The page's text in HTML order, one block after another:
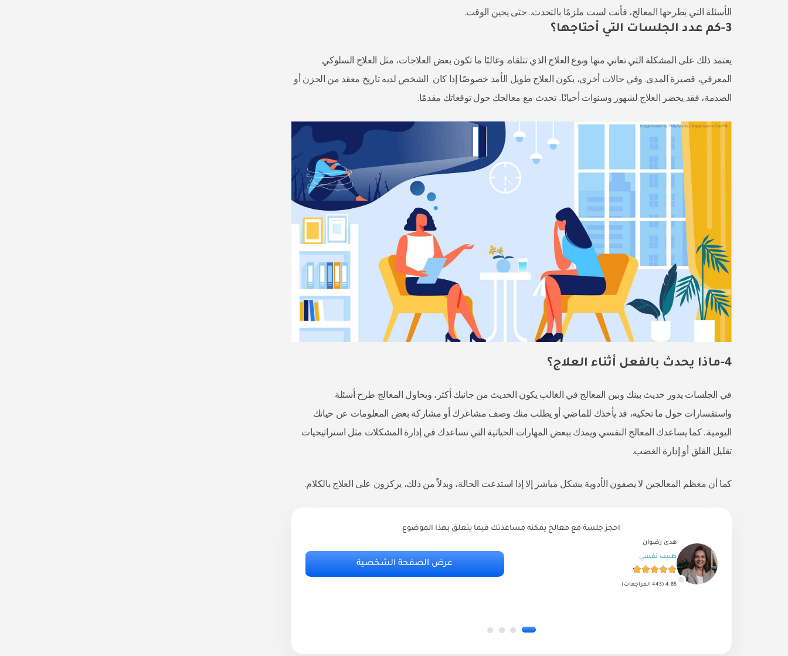
الأسئلة التي يطرحها المعالج، فأنت لست ملزمًا بالتحدث.. حتى يحين الوقت.
3-كم عدد الجلسات التي أحتاجها؟
يعتمد ذلك على المشكلة التي تعاني منها ونوع العلاج الذي تتلقاه. وغالبًا ما تكون بعض العلاجات، مثل العلاج السلوكي
المعرفي، قصيرة المدى. وفي حالات أخرى، يكون العلاج طويل الأمد خصوصًا إذا كان الشخص لديه تاريخ معقد من الحزن أو
الصدمة، فقد يحضر العلاج لشهور وسنوات أحيانًا.. تحدث مع معالجك حول توقعاتك مقدمًا.
4-ماذا يحدث بالفعل أثناء العلاج؟
في الجلسات يدور حديث بينك وبين المعالج في الغالب يكون الحديث من جانبك أكثر، ويحاول المعالج طرح أسئلة
واستفسارات حول ما تحكيه، قد يأخذك للماضي أو يطلب منك وصف مشاعرك أو مشاركة بعض المعلومات عن حياتك
اليومية.. كما يساعدك المعالج النفسي ويمدك ببعض المهارات الحياتية التي تساعدك في إدارة المشكلات مثل استراتيجيات
تقليل القلق أو إدارة الغضب.
كما أن معظم المعالجين لا يصفون الأدوية بشكل مباشر إلا إذا استدعت الحالة، وبدلاً من ذلك، يركزون على العلاج بالكلام.
احجز جلسة مع معالج يمكنه مساعدتك فيما يتعلق بهذا الموضوع
هدى رضوان
طبيب نفسي
4.85 (443 المراجعات)
عرض الصفحة الشخصية